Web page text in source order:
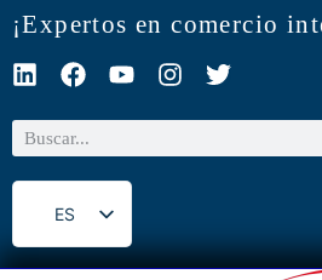
¡Expertos en comercio
ES
EN